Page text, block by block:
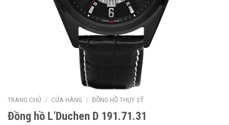
TRANG CHỦ / CỬA HÀNG / ĐỒNG HỒ THỤY SỸ
Đồng hồ L’Duchen D 191.71.31